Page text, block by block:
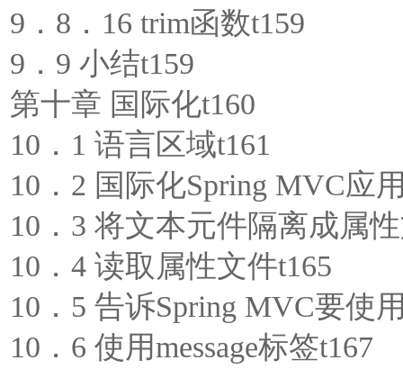
9．8．16 trim函数t159
9．9 小结t159
第十章 国际化t160
10．1 语言区域t161
10．2 国际化Spring MVC应
10．3 将文本元件隔离成属
10．4 读取属性文件t165
10．5 告诉Spring MVC要使
10．6 使用message标签t167